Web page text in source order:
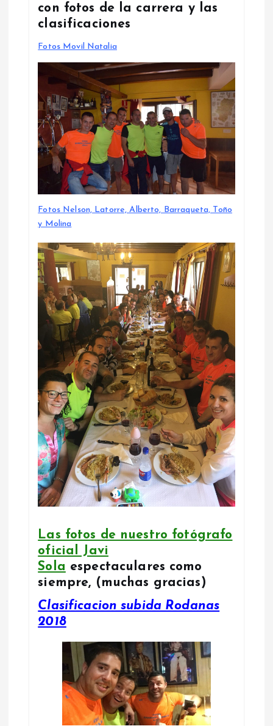
con fotos de la carrera y las
clasificaciones
Fotos Movil Natalia
Fotos Nelson, Latorre, Alberto, Barraqueta, Toño
y Molina
Las fotos de nuestro fotógrafo
oficial Javi
Sola espectaculares como
siempre, (muchas gracias)
Clasificacion subida Rodanas
2018